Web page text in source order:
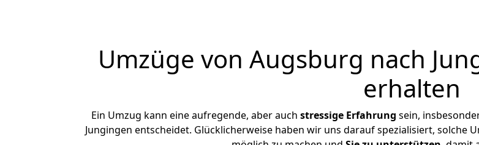
Umzüge von Augsburg nach
erhalten
Ein Umzug kann eine aufregende, aber auch stressige Erfahrung sein,
Jungingen entscheidet. Glücklicherweise haben wir uns darauf spezialisiert, solche